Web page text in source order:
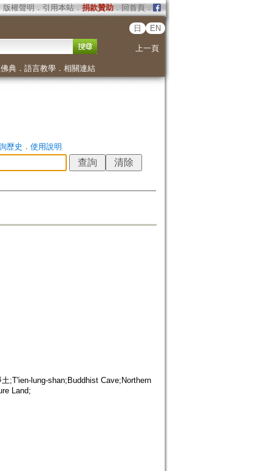
版權聲明 ． 引用本站． 捐款贊助．回首頁．
日 EN
上一頁
典． 語言教學． 相關連結
歷史 ． 使用說明
;T'ien-lung-shan;Buddhist Cave;Northern
Land;